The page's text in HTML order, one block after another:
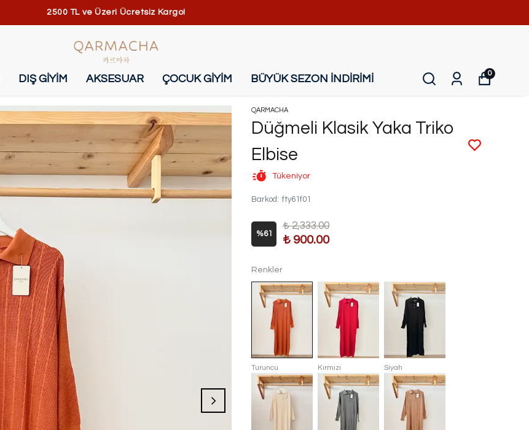
2500 TL ve Üzeri Ücretsiz Kargo!
DIŞ GİYİM AKSESUAR ÇOCUK GİYİM BÜYÜK SEZON İNDİRİMİ 0
QARMACHA
Düğmeli Klasik Yaka Triko
Elbise
Tükeniyor
Barkod : fty61f01
%61
₺ 2,333.00
₺ 900.00
Renkler
Turuncu Kırmızı Siyah